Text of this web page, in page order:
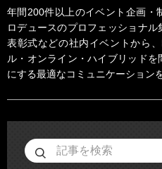
年間200件以上のイベント企画・
ロデュースのプロフェッショナル
表彰式などの社内イベントから
ル・オンライン・ハイブリッド
にする最適なコミュニケーション